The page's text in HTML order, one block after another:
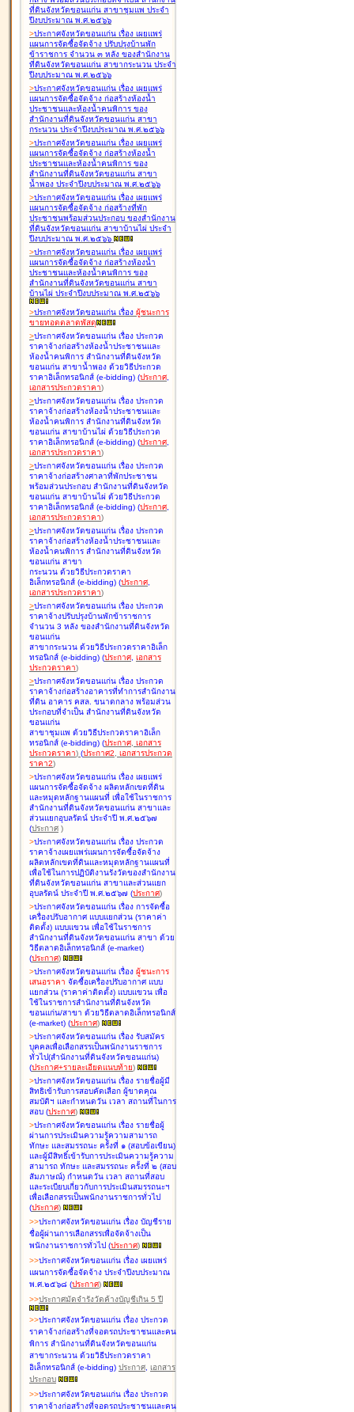
ที่ดินจังหวัดขอนแก่น สาขาชุมแพ ประจำ
ปีงบประมาณ พ.ศ.๒๕๖๖
>ประกาศจังหวัดขอนแก่น เรื่อง เผยแพร่
แผนการจัดซื้อจัดจ้าง ปรับปรุงบ้านพัก
ข้าราชการ จำนวน ๓ หลัง ของสำนักงาน
ที่ดินจังหวัดขอนแก่น สาขากระนวน ประจำ
ปีงบประมาณ พ.ศ.๒๕๖๖
>ประกาศจังหวัดขอนแก่น เรื่อง เผยแพร่
แผนการจัดซื้อจัดจ้าง ก่อสร้างห้องน้ำ
ประชาชนและห้องน้ำคนพิการ ของ
สำนักงานที่ดินจังหวัดขอนแก่น สาขา
กระนวน ประจำปีงบประมาณ พ.ศ.๒๕๖๖
>ประกาศจังหวัดขอนแก่น เรื่อง เผยแพร่
แผนการจัดซื้อจัดจ้าง ก่อสร้างห้องน้ำ
ประชาชนและห้องน้ำคนพิการ ของ
สำนักงานที่ดินจังหวัดขอนแก่น สาขา
น้ำพอง ประจำปีงบประมาณ พ.ศ.๒๕๖๖
>ประกาศจังหวัดขอนแก่น เรื่อง เผยแพร่
แผนการจัดซื้อจัดจ้าง ก่อสร้างที่พัก
ประชาชนพร้อมส่วนประกอบ ของสำนักงาน
ที่ดินจังหวัดขอนแก่น สาขาบ้านไผ่ ประจำ
ปีงบประมาณ พ.ศ.๒๕๖๖
>ประกาศจังหวัดขอนแก่น เรื่อง เผยแพร่
แผนการจัดซื้อจัดจ้าง ก่อสร้างห้องน้ำ
ประชาชนและห้องน้ำคนพิการ ของ
สำนักงานที่ดินจังหวัดขอนแก่น สาขา
บ้านไผ่ ประจำปีงบประมาณ พ.ศ.๒๕๖๖
>ประกาศจังหวัดขอนแก่น เรื่อง ผู้ชนะการ
ขายทอดตลาดพัสดุ
>ประกาศจังหวัดขอนแก่น เรื่อง ประกวด
ราคาจ้างก่อสร้างห้องน้ำประชาชนและ
ห้องน้ำคนพิการ สำนักงานที่ดินจังหวัด
ขอนแก่น สาขาน้ำพอง ด้วยวิธีประกวด
ราคาอิเล็กทรอนิกส์ (e-bidding) (ประกาศ,
เอกสารประกวดราคา)
>ประกาศจังหวัดขอนแก่น เรื่อง ประกวด
ราคาจ้างก่อสร้างห้องน้ำประชาชนและ
ห้องน้ำคนพิการ สำนักงานที่ดินจังหวัด
ขอนแก่น สาขาบ้านไผ่ ด้วยวิธีประกวด
ราคาอิเล็กทรอนิกส์ (e-bidding) (ประกาศ,
เอกสารประกวดราคา)
>ประกาศจังหวัดขอนแก่น เรื่อง ประกวด
ราคาจ้างก่อสร้างศาลาที่พักประชาชน
พร้อมส่วนประกอบ สำนักงานที่ดินจังหวัด
ขอนแก่น สาขาบ้านไผ่ ด้วยวิธีประกวด
ราคาอิเล็กทรอนิกส์ (e-bidding) (ประกาศ,
เอกสารประกวดราคา)
>ประกาศจังหวัดขอนแก่น เรื่อง ประกวด
ราคาจ้างก่อสร้างห้องน้ำประชาชนและ
ห้องน้ำคนพิการ สำนักงานที่ดินจังหวัด
ขอนแก่น สาขา
กระนวน ด้วยวิธีประกวดราคา
อิเล็กทรอนิกส์ (e-bidding) (ประกาศ,
เอกสารประกวดราคา)
>ประกาศจังหวัดขอนแก่น เรื่อง ประกวด
ราคาจ้างปรับปรุงบ้านพักข้าราชการ
จำนวน 3 หลัง ของสำนักงานที่ดินจังหวัด
ขอนแก่น
สาขากระนวน ด้วยวิธีประกวดราคาอิเล็ก
ทรอนิกส์ (e-bidding) (ประกาศ, เอกสาร
ประกวดราคา)
>ประกาศจังหวัดขอนแก่น เรื่อง ประกวด
ราคาจ้างก่อสร้างอาคารที่ทำการสำนักงาน
ที่ดิน อาคาร คสล. ขนาดกลาง พร้อมส่วน
ประกอบที่จำเป็น สำนักงานที่ดินจังหวัด
ขอนแก่น
สาขาชุมแพ ด้วยวิธีประกวดราคาอิเล็ก
ทรอนิกส์ (e-bidding) (ประกาศ, เอกสาร
ประกวดราคา) (ประกาศ2, เอกสารประกวด
ราคา2)
>ประกาศจังหวัดขอนแก่น เรื่อง เผยแพร่
แผนการจัดซื้อจัดจ้าง ผลิตหลักเขตที่ดิน
และหมุดหลักฐานแผนที่ เพื่อใช้ในราชการ
สำนักงานที่ดินจังหวัดขอนแก่น สาขาและ
ส่วนแยกอุบลรัตน์ ประจำปี พ.ศ.๒๕๖๗
(ประกาศ )
>ประกาศจังหวัดขอนแก่น เรื่อง ประกวด
ราคาจ้างเผยแพร่แผนการจัดซื้อจัดจ้าง
ผลิตหลักเขตที่ดินและหมุดหลักฐานแผนที่
เพื่อใช้ในการปฏิบัติงานรังวัดของสำนักงาน
ที่ดินจังหวัดขอนแก่น สาขาและส่วนแยก
อุบลรัตน์ ประจำปี พ.ศ.๒๕๖๗ (ประกาศ)
>ประกาศจังหวัดขอนแก่น เรื่อง การจัดซื้อ
เครื่องปรับอากาศ แบบแยกส่วน (ราคาค่า
ติดตั้ง) แบบแขวน เพื่อใช้ในราชการ
สำนักงานที่ดินจังหวัดขอนแก่น สาขา ด้วย
วิธีตลาดอิเล็กทรอนิกส์ (e-market)
(ประกาศ)
>ประกาศจังหวัดขอนแก่น เรื่อง ผู้ชนะการ
เสนอราคา จัดซื้อเครื่องปรับอากาศ แบบ
แยกส่วน (ราคาค่าติดตั้ง) แบบแขวน เพื่อ
ใช้ในราชการสำนักงานที่ดินจังหวัด
ขอนแก่น/สาขา ด้วยวิธีตลาดอิเล็กทรอนิกส์
(e-market) (ประกาศ)
>ประกาศจังหวัดขอนแก่น เรื่อง รับสมัคร
บุคคลเพื่อเลือกสรรเป็นพนักงานราชการ
ทั่วไป(สำนักงานที่ดินจังหวัดขอนแก่น)
(ประกาศ+รายละเอียดแนบท้าย)
>ประกาศจังหวัดขอนแก่น เรื่อง รายชื่อผู้มี
สิทธิเข้ารับการสอบคัดเลือก ผู้ขาดคุณ
สมบัติฯ และกำหนดวัน เวลา สถานที่ในการ
สอบ (ประกาศ)
>ประกาศจังหวัดขอนแก่น เรื่อง รายชื่อผู้
ผ่านการประเมินความรู้ความสามารถ
ทักษะ และสมรรถนะ ครั้งที่ ๑ (สอบข้อเขียน)
และผู้มีสิทธิ์เข้ารับการประเมินความรู้ความ
สามารถ ทักษะ และสมรรถนะ ครั้งที่ ๒ (สอบ
สัมภาษณ์) กำหนดวัน เวลา สถานที่สอบ
และระเบียบเกี่ยวกับการประเมินสมรรถนะฯ
เพื่อเลือกสรรเป็นพนักงานราชการทั่วไป
(ประกาศ)
>>ประกาศจังหวัดขอนแก่น เรื่อง บัญชีราย
ชื่อผู้ผ่านการเลือกสรรเพื่อจัดจ้างเป็น
พนักงานราชการทั่วไป (ประกาศ)
>>ประกาศจังหวัดขอนแก่น เรื่อง เผยแพร่
แผนการจัดซื้อจัดจ้าง ประจำปีงบประมาณ
พ.ศ.๒๕๖๘ (ประกาศ)
>>ประกาศมัดจำรังวัดค้างบัญชีเกิน 5 ปี
>>ประกาศจังหวัดขอนแก่น เรื่อง ประกวด
ราคาจ้างก่อสร้างที่จอดรถประชาชนและคน
พิการ สำนักงานที่ดินจังหวัดขอนแก่น
สาขากระนวน ด้วยวิธีประกวดราคา
อิเล็กทรอนิกส์ (e-bidding) ประกาศ, เอกสาร
ประกอบ
>>ประกาศจังหวัดขอนแก่น เรื่อง ประกวด
ราคาจ้างก่อสร้างที่จอดรถประชาชนและคน